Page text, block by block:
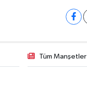
Tüm Manşetler